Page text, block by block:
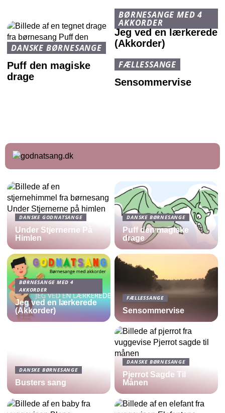
DANSKE BØRNESANGE
Puff den magiske
drage
BØRNESANGE MED 4
AKKORDER
Jeg ved en lærkerede
(Akkorder)
FÆLLESSANGE
Sensommervise
DANSKE GODNATSANGE
Under Stjernerne På
Himlen
DANSKE BØRNESANGE
Puff den magiske
drage
BØRNESANGE MED 4
AKKORDER
Jeg ved en lærkerede
(Akkorder)
FÆLLESSANGE
Sensommervise
DANSKE BØRNESANGE
Busters sang
DANSKE BØRNESANGE
Pjerrot Sagde Til
Månen